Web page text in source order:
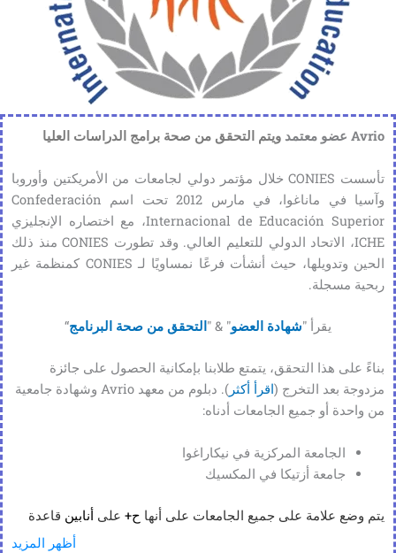
Avrio عضو معتمد ويتم التحقق من صحة برامج الدراسات العليا
تأسست CONIES خلال مؤتمر دولي لجامعات من الأمريكتين وأوروبا
وآسيا في ماناغوا، في مارس 2012 تحت اسم Confederación
Internacional de Educación Superior، مع اختصاره الإنجليزي
ICHE، الاتحاد الدولي للتعليم العالي. وقد تطورت CONIES منذ ذلك
الحين وتدويلها، حيث أنشأت فرعًا نمساويًا لـ CONIES كمنظمة غير
ربحية مسجلة.
يقرأ "شهادة العضو" & "التحقق من صحة البرنامج“
بناءً على هذا التحقق، يتمتع طلابنا بإمكانية الحصول على جائزة
مزدوجة بعد التخرج (اقرأ أكثر
). دبلوم من معهد Avrio وشهادة جامعية
من واحدة أو جميع الجامعات أدناه:
الجامعة المركزية في نيكاراغوا
جامعة أزتيكا في المكسيك
يتم وضع علامة على جميع الجامعات على أنها ح+ على أنابين قاعدة
البيانات. ANABIN هي هيئة ألمانية وهي هيئة مقبولة ومحترمة في
أظهر المزيد